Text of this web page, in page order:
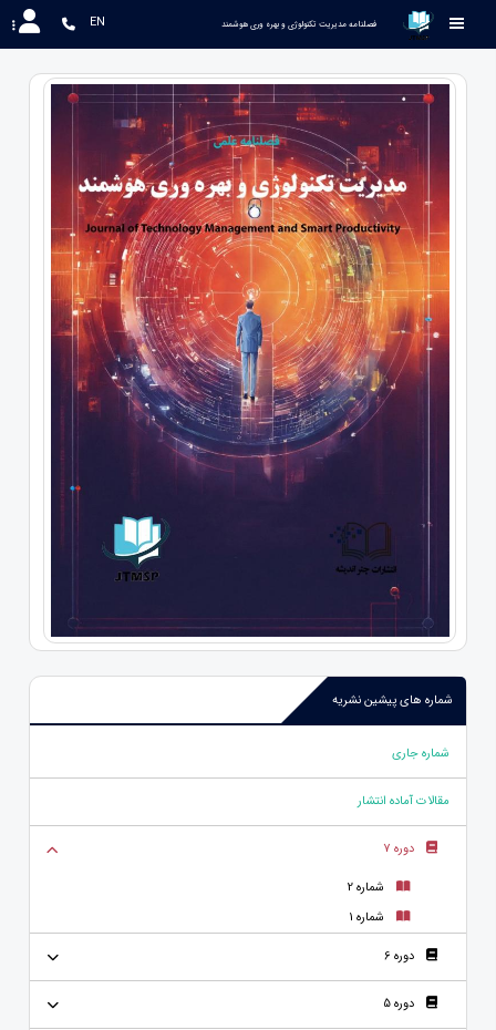
EN
شماره های پیشین نشریه
شماره جاری
مقالات آماده انتشار
دوره 7
شماره 2
شماره 1
دوره 6
دوره 5